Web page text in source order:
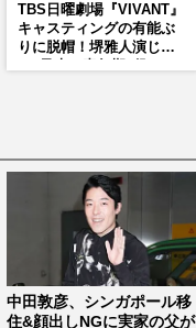
TBS日曜劇場『VIVANT』
キャスティングの有能ぶ
りに脱帽！堺雅人演じ
中田敦彦、シンガポール移
住&顔出しNGに実家の父が